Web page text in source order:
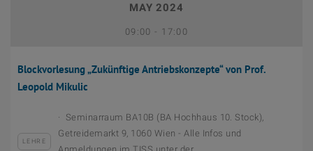
September 12th, 2023
MAY 2024
09:00 - Bis
17:00
Blockvorlesung „Zukünftige Antriebskonzepte“ von Prof.
Leopold Mikulic
LEHRE
Seminarraum BA10B (BA Hochhaus 10. Stock),
Getreidemarkt 9, 1060 Wien - Alle Infos und